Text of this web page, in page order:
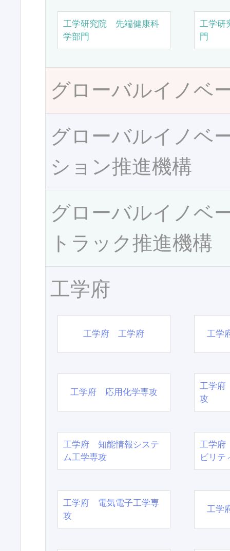
工学研究院 先端健康科
学部門
工学研
門
グローバルイノベ
グローバルイノベ
ション推進機構
グローバルイノベ
トラック推進機構
工学府
工学府 工学府 工学
工学府 応用化学専攻
工学府
攻
工学府 知能情報システ
ム工学専攻
工学府
ビリテ
工学府 電気電子工学専
攻
工学